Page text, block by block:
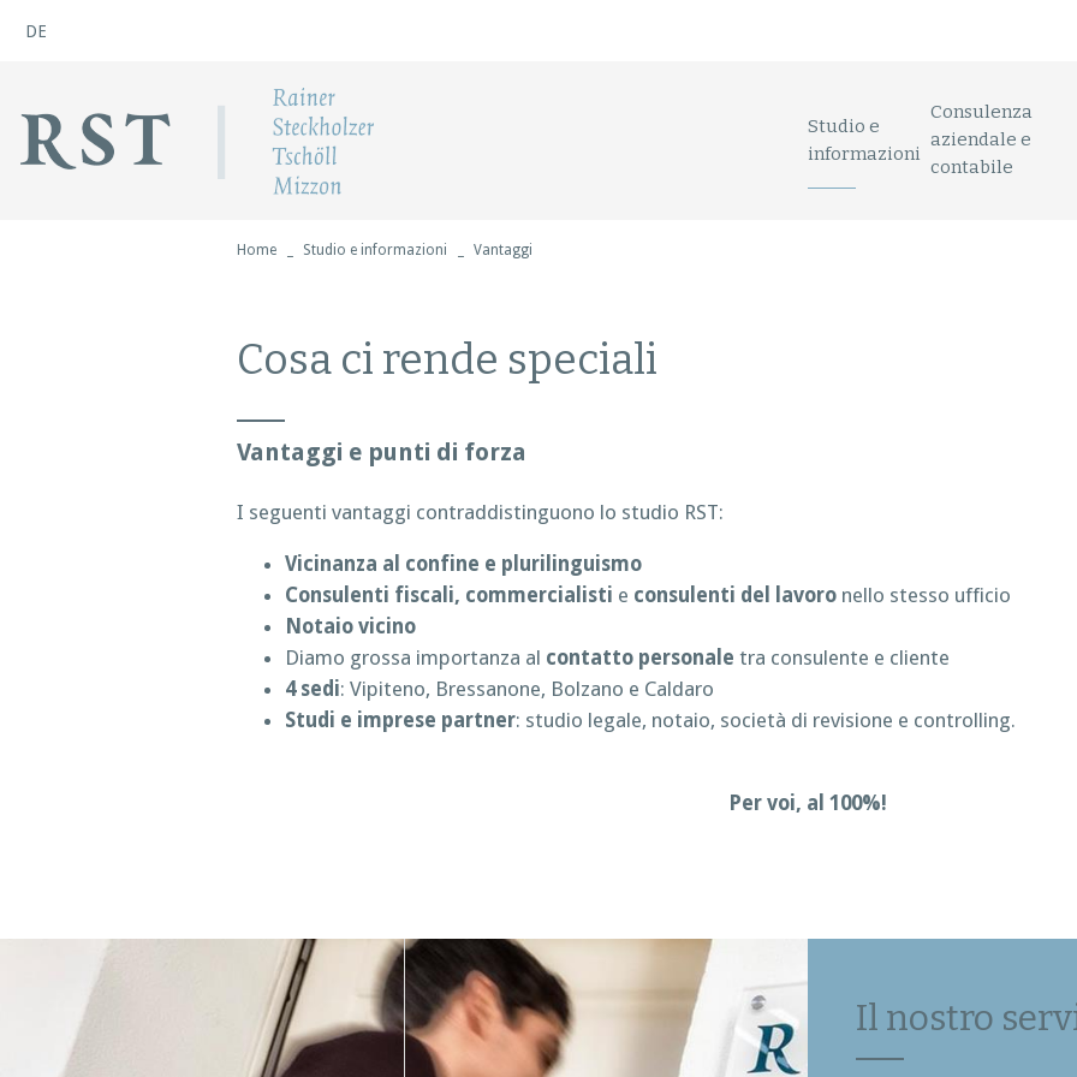
DE
Studio e
informazioni
Consulenza
aziendale e
contabile
Home Studio e informazioni Vantaggi
Cosa ci rende speciali
Vantaggi e punti di forza
I seguenti vantaggi contraddistinguono lo studio RST:
Vicinanza al confine e plurilinguismo
Consulenti fiscali, commercialisti e consulenti del lavoro nello stesso ufficio
Notaio vicino
Diamo grossa importanza al contatto personale tra consulente e cliente
4 sedi: Vipiteno, Bressanone, Bolzano e Caldaro
Studi e imprese partner: studio legale, notaio, società di revisione e controlling.
Per voi, al 100%!
Il nostro